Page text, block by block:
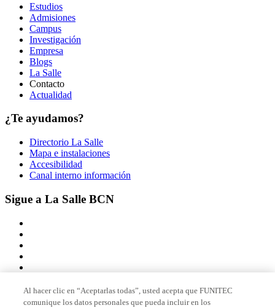
Estudios
Admisiones
Campus
Investigación
Empresa
Blogs
La Salle
Contacto
Actualidad
¿Te ayudamos?
Directorio La Salle
Mapa e instalaciones
Accesibilidad
Canal interno información
Sigue a La Salle BCN
Al hacer clic en “Aceptarlas todas”, usted acepta que FUNITEC
comunique los datos personales que pueda incluir en los